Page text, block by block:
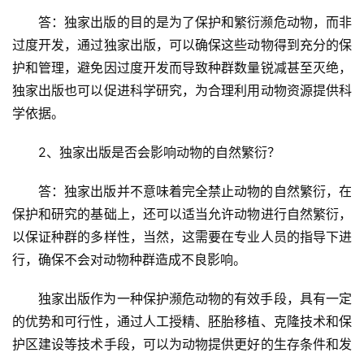
答：独家出版的目的是为了保护和繁衍濒危动物，而非
过度开发，通过独家出版，可以确保这些动物得到充分的保
护和管理，避免因过度开发而导致种群数量锐减甚至灭绝，
独家出版也可以促进科学研究，为合理利用动物资源提供科
学依据。
2、独家出版是否会影响动物的自然繁衍？
答：独家出版并不意味着完全禁止动物的自然繁衍，在
保护和研究的基础上，还可以适当允许动物进行自然繁衍，
以保证种群的多样性，当然，这需要在专业人员的指导下进
行，确保不会对动物种群造成不良影响。
独家出版作为一种保护濒危动物的有效手段，具有一定
的优势和可行性，通过人工授精、胚胎移植、克隆技术和保
护区建设等技术手段，可以为动物提供更好的生存条件和发